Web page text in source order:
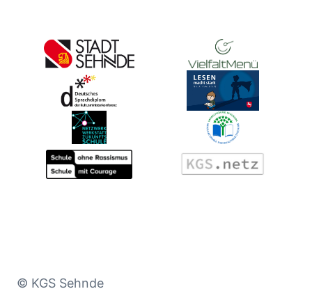
© KGS Sehnde